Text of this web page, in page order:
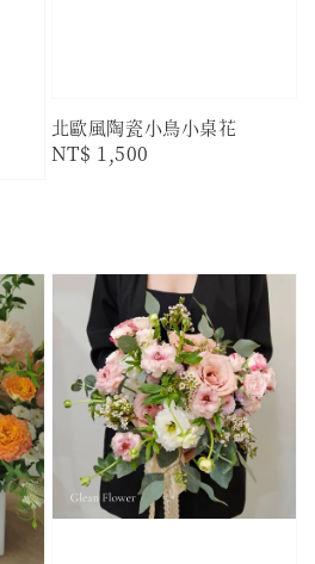
北歐風陶瓷小鳥小桌花
Regular
NT$ 1,500